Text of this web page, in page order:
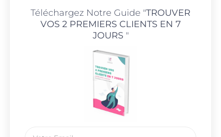
Téléchargez Notre Guide "TROUVER
VOS 2 PREMIERS CLIENTS EN 7
JOURS"